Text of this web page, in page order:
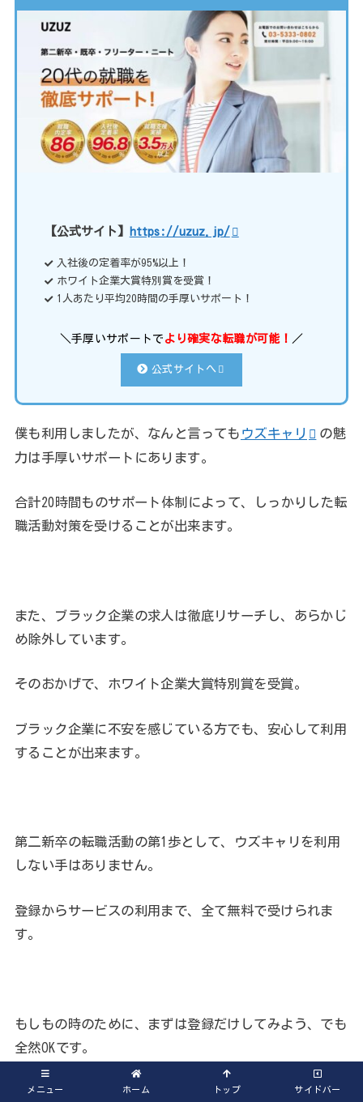
【公式サイト】 https://uzuz.jp/
入社後の定着率が95%以上！
ホワイト企業大賞特別賞を受賞！
1人あたり平均20時間の手厚いサポート！
＼手厚いサポートで より確実な転職が可能！ ／
公式サイトへ
僕も利用しましたが、なんと言っても ウズキャリ
の魅
力は手厚いサポートにあります。
合計20時間ものサポート体制によって、しっかりした転
職活動対策を受けることが出来ます。
また、ブラック企業の求人は徹底リサーチし、あらかじ
め除外しています。
そのおかげで、ホワイト企業大賞特別賞を受賞。
ブラック企業に不安を感じている方でも、安心して利用
することが出来ます。
第二新卒の転職活動の第1歩として、ウズキャリを利用
しない手はありません。
登録からサービスの利用まで、全て無料で受けられま
す。
もしもの時のために、まずは登録だけしてみよう、でも
全然OKです。
あなたにピッタリの職場が、きっと見つかるはずです。
メニュー ホーム トップ サイドバー